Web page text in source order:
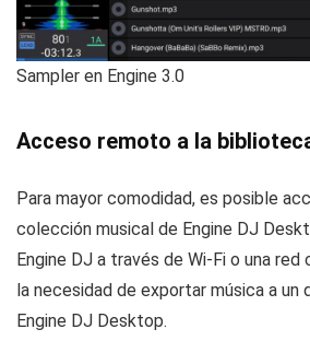
Sampler en Engine 3.0
Acceso remoto a la
Para mayor comodidad, es posible
colección musical de Engine DJ
Engine DJ a través de Wi-Fi o una
la necesidad de exportar música a un
Engine DJ Desktop.